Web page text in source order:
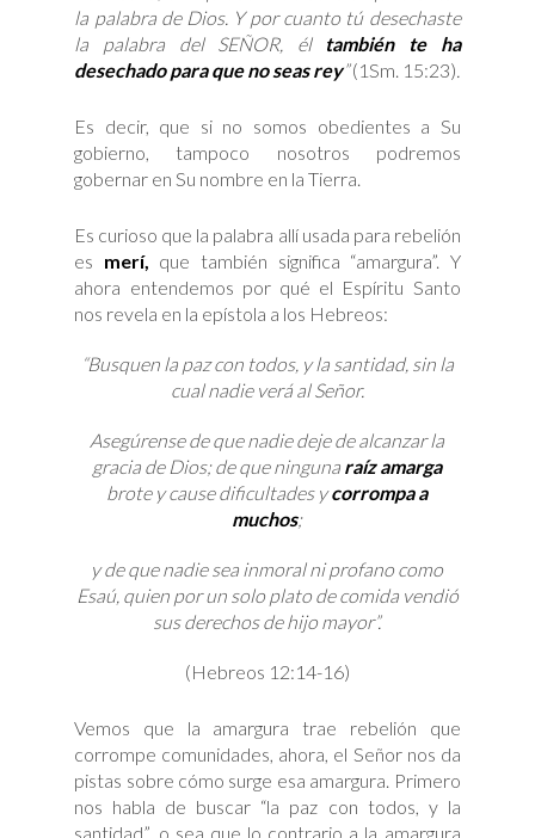
la palabra de Dios. Y por cuanto tú desechaste
la palabra del SEÑOR, él también te ha
desechado para que no seas rey”(1Sm. 15:23)
Es decir, que si no somos obedientes a Su
gobierno, tampoco nosotros podremos
gobernar en Su nombre en la Tierra.
Es curioso que la palabra allí usada para rebelión
es merí, que también significa “amargura”. Y
ahora entendemos por qué el Espíritu Santo
nos revela en la epístola a los Hebreos:
“Busquen la paz con todos, y la santidad, sin la
cual nadie verá al Señor.
Asegúrense de que nadie deje de alcanzar la
gracia de Dios; de que ninguna raíz amarga
brote y cause dificultades ycorrompa a
muchos;
y de que nadie sea inmoral ni profano como
Esaú, quien por un solo plato de comida vendió
sus derechos de hijo mayor”.
(Hebreos 12:14-16)
Vemos que la amargura trae rebelión que
corrompe comunidades, ahora, el Señor nos da
pistas sobre cómo surge esa amargura. Primero
nos habla de buscar “la paz con todos, y la
santidad”, o sea que lo contrario a la amargura